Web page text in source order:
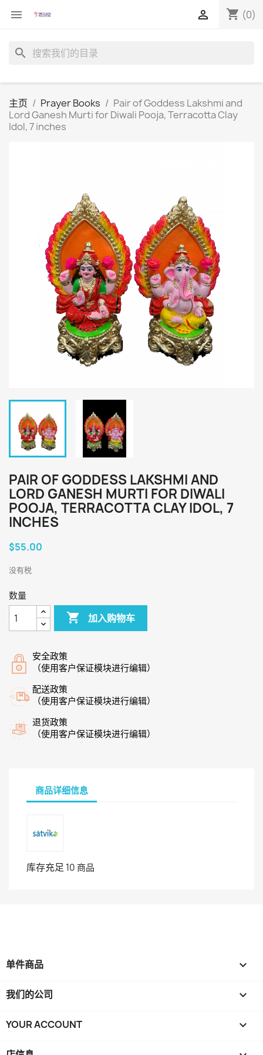
 shopping_cart (0)

search
主页 Prayer Books
Pair of Goddess Lakshmi and
Lord Ganesh Murti for Diwali Pooja, Terracotta Clay
Idol, 7 inches
PAIR OF GODDESS LAKSHMI AND
LORD GANESH MURTI FOR DIWALI
POOJA, TERRACOTTA CLAY IDOL, 7
INCHES
$55.00
没有税
数量
 加入购物车
安全政策
（使用客户保证模块进行编辑）
配送政策
（使用客户保证模块进行编辑）
退货政策
（使用客户保证模块进行编辑）
商品详细信息
库存充足 10 商品
单件商品 
我们的公司 
YOUR ACCOUNT 